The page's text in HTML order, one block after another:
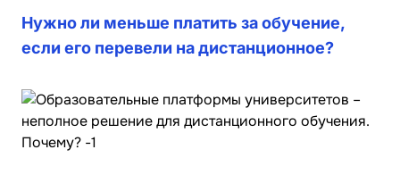
Нужно ли меньше платить за обучение,
если его перевели на дистанционное?